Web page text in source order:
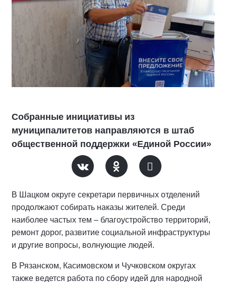
Собранные инициативы из
муниципалитетов направляются в штаб
общественной поддержки «Единой России»
В Шацком округе секретари первичных отделений
продолжают собирать наказы жителей. Среди
наиболее частых тем – благоустройство территорий,
ремонт дорог, развитие социальной инфраструктуры
и другие вопросы, волнующие людей.
В Рязанском, Касимовском и Чучковском округах
также ведется работа по сбору идей для народной